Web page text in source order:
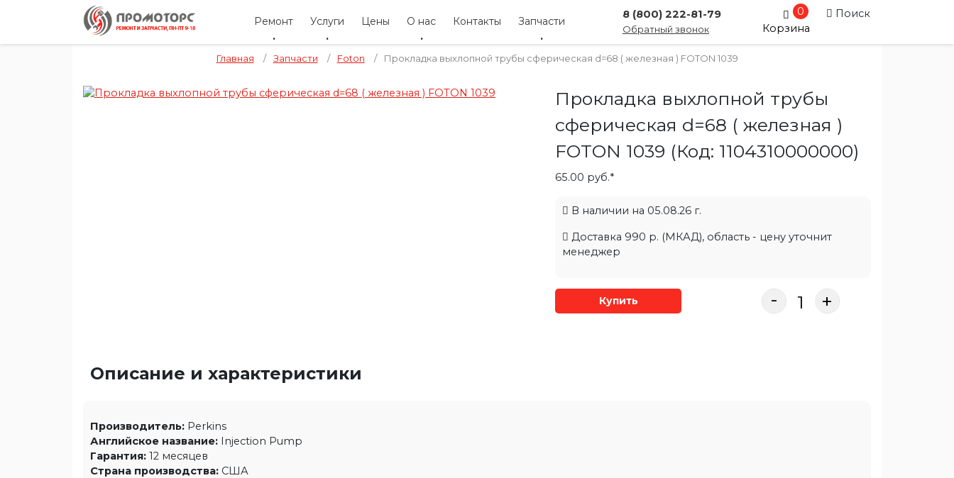
Ремонт Услуги Цены О нас Контакты Запчасти
8 (800) 222-81-79
Обратный звонок
0
Корзина
Поиск
Главная / Запчасти / Foton / Прокладка выхлопной трубы сферическая d=68 ( железная ) FOTON 1039
Прокладка выхлопной трубы
сферическая d=68 ( железная )
FOTON 1039 (Код: 1104310000000)
65.00 руб.*
В наличии на 05.08.26 г.
Доставка 990 р. (МКАД), область - цену уточнит
менеджер
Купить - +
Описание и характеристики
Производитель: Perkins
Английское название: Injection Pump
Гарантия: 12 месяцев
Страна производства: США